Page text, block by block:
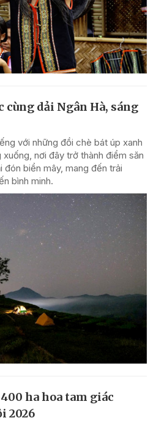
cùng dải Ngân Hà, sáng
với những đồi chè bát úp xanh
nơi đây trở thành điểm săn
đón biển mây, mang đến trải
bình minh.
ha hoa tam giác
2026